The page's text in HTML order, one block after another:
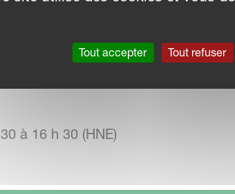
à 16 h 30 (HNE)
Annuaire des Employés :
à 16 h 30 (HNE)
Tout accepter Tout refuser